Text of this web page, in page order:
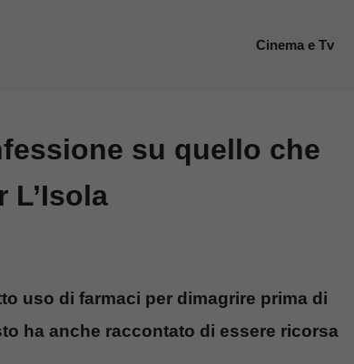
Cinema e Tv
su quello che
L’Isola
uso di farmaci per dimagrire prima di
ha anche raccontato di essere ricorsa